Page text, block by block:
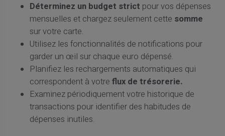
Déterminez un budget strict pour vos dépenses
mensuelles et chargez seulement cette somme
sur votre carte.
Utilisez les fonctionnalités de notifications pour
garder un œil sur chaque euro dépensé.
Planifiez les rechargements automatiques qui
correspondent à votre flux de trésorerie.
Examinez périodiquement votre historique de
transactions pour identifier des habitudes de
dépenses inutiles.